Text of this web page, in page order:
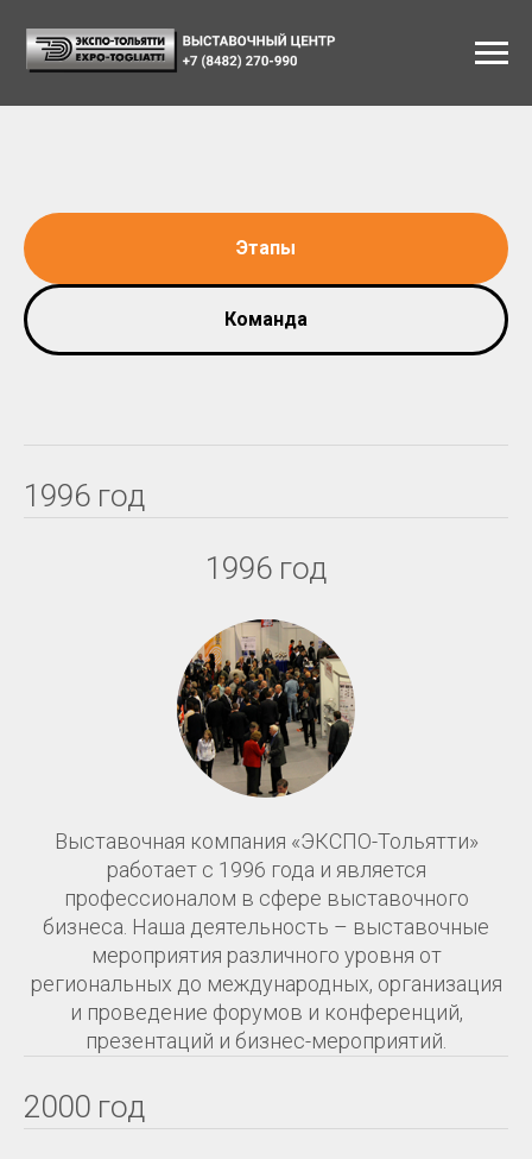
Этапы
Команда
1996 год
1996 год
Выставочная компания «ЭКСПО-Тольятти»
работает с 1996 года и является
профессионалом в сфере выставочного
бизнеса. Наша деятельность – выставочные
мероприятия различного уровня от
региональных до международных, организация
и проведение форумов и конференций,
презентаций и бизнес-мероприятий.
2000 год